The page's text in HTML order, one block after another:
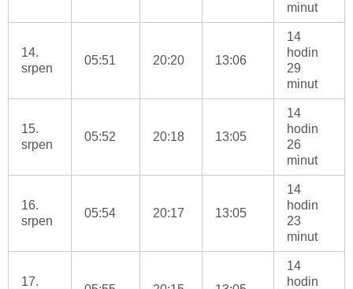
minut
14.
srpen
05:51 20:20 13:06
14
hodin
29
minut
15.
srpen
05:52 20:18 13:05
14
hodin
26
minut
16.
srpen
05:54 20:17 13:05
14
hodin
23
minut
17.
14
hodin